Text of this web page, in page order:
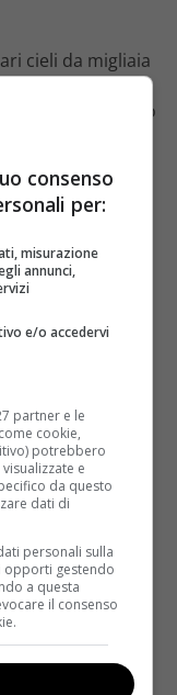
cieli da migliaia
quando salva
precipitato. Il suo
costringono a
e
Islanda.
(versione
consenso
per:
misurazione
annunci,
e/o accedervi
partner e le
cookie,
potrebbero
e
da questo
dati di
personali sulla
opporti gestendo
a questa
il consenso